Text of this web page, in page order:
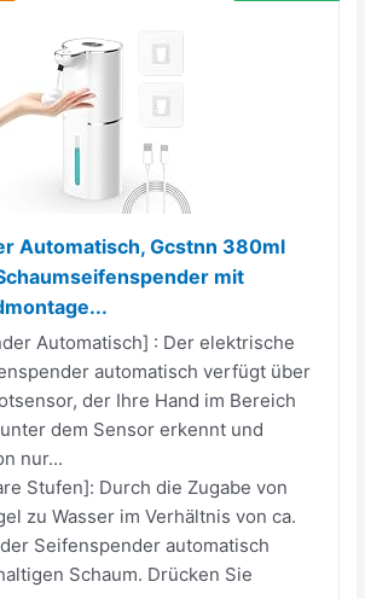
Automatisch, Gcstnn 380ml
mit
Automatisch] : Der elektrische
automatisch verfügt über
der Ihre Hand im Bereich
dem Sensor erkennt und
nur...
Stufen]: Durch die Zugabe von
zu Wasser im Verhältnis von ca.
Seifenspender automatisch
Schaum. Drücken Sie